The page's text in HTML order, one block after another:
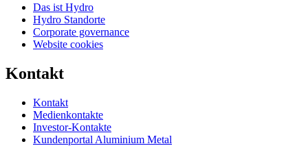
Das ist Hydro
Hydro Standorte
Corporate governance
Website cookies
Kontakt
Kontakt
Medienkontakte
Investor-Kontakte
Kundenportal Aluminium Metal